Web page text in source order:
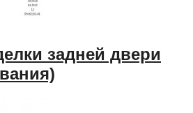
задней двери